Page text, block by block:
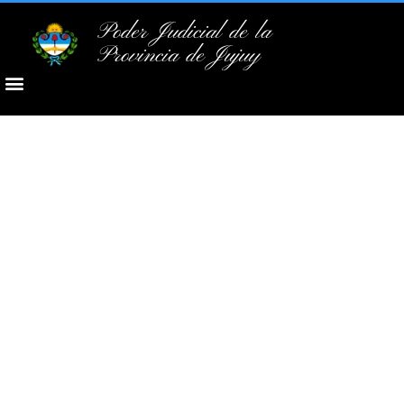
Poder Judicial de la
Provincia de Jujuy